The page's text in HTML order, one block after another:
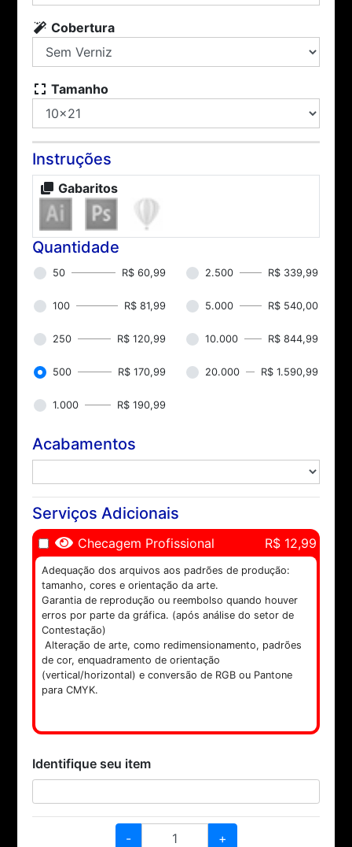
Cobertura
Tamanho
Instruções
Gabaritos
Quantidade
50 R$ 60,99 2.500 R$ 339,99
100 R$ 81,99 5.000 R$ 540,00
250 R$ 120,99 10.000 R$ 844,99
500 R$ 170,99 20.000 R$ 1.590,99
1.000 R$ 190,99
Acabamentos
Serviços Adicionais
Checagem Profissional R$ 12,99
Adequação dos arquivos aos padrões de produção:
tamanho, cores e orientação da arte.
Garantia de reprodução ou reembolso quando houver
erros por parte da gráfica. (após análise do setor de
Contestação)
Alteração de arte, como redimensionamento, padrões
de cor, enquadramento de orientação
(vertical/horizontal) e conversão de RGB ou Pantone
para CMYK.
Identifique seu item
- +